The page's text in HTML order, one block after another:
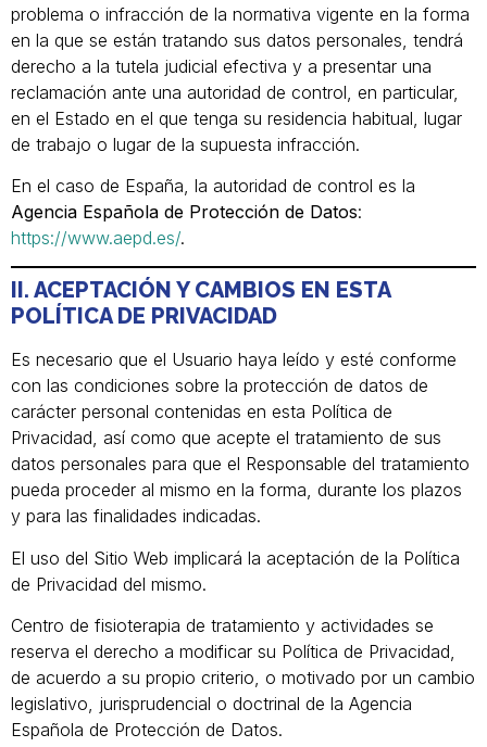
problema o infracción de la normativa vigente en la forma
en la que se están tratando sus datos personales, tendrá
derecho a la tutela judicial efectiva y a presentar una
reclamación ante una autoridad de control, en particular,
en el Estado en el que tenga su residencia habitual, lugar
de trabajo o lugar de la supuesta infracción.
En el caso de España, la autoridad de control es la
Agencia Española de Protección de Datos:
https://www.aepd.es/.
II. ACEPTACIÓN Y CAMBIOS EN ESTA
POLÍTICA DE PRIVACIDAD
Es necesario que el Usuario haya leído y esté conforme
con las condiciones sobre la protección de datos de
carácter personal contenidas en esta Política de
Privacidad, así como que acepte el tratamiento de sus
datos personales para que el Responsable del tratamiento
pueda proceder al mismo en la forma, durante los plazos
y para las finalidades indicadas.
El uso del Sitio Web implicará la aceptación de la Política
de Privacidad del mismo.
Centro de fisioterapia de tratamiento y actividades se
reserva el derecho a modificar su Política de Privacidad,
de acuerdo a su propio criterio, o motivado por un cambio
legislativo, jurisprudencial o doctrinal de la Agencia
Española de Protección de Datos.